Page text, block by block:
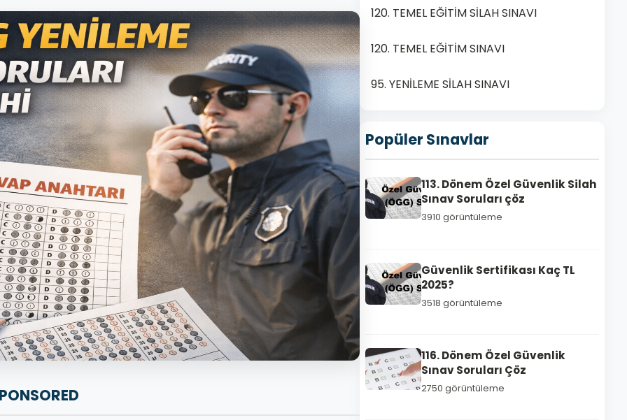
120. TEMEL EĞİTİM SİLAH SINAVI
120. TEMEL EĞİTİM SINAVI
95. YENİLEME SİLAH SINAVI
Popüler Sınavlar
113. Dönem Özel Güvenlik Silah
Sınav Soruları çöz
3910 görüntüleme
Güvenlik Sertifikası Kaç TL
2025?
3518 görüntüleme
116. Dönem Özel Güvenlik
Sınav Soruları Çöz
2750 görüntüleme